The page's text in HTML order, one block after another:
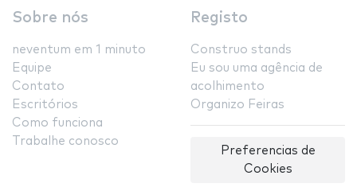
Sobre nós
neventum em 1 minuto
Equipe
Contato
Escritórios
Como funciona
Trabalhe conosco
Registo
Construo stands
Eu sou uma agência de
acolhimento
Organizo Feiras
Preferencias de
Cookies